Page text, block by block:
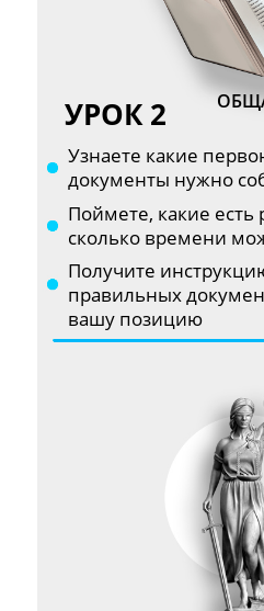
УРОК 2
Узнаете какие
документы нужно
Поймете, какие есть
сколько времени
Получите
правильных
вашу позицию